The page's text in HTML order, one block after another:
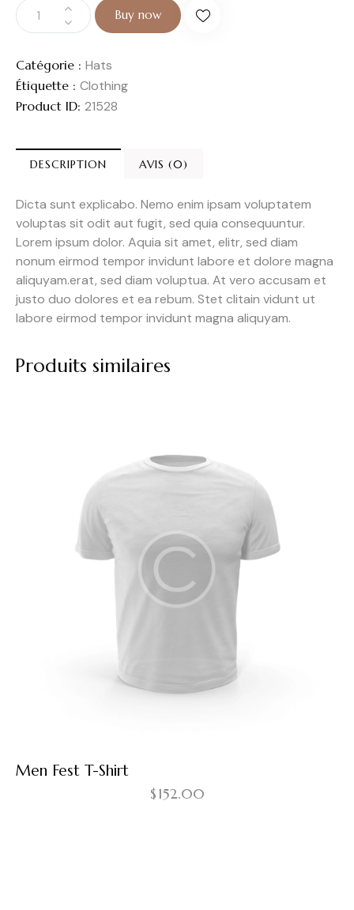
Buy now
Catégorie : Hats
Étiquette : Clothing
Product ID: 21528
DESCRIPTION AVIS (0)
Dicta sunt explicabo. Nemo enim ipsam voluptatem
voluptas sit odit aut fugit, sed quia consequuntur.
Lorem ipsum dolor. Aquia sit amet, elitr, sed diam
nonum eirmod tempor invidunt labore et dolore magna
aliquyam.erat, sed diam voluptua. At vero accusam et
justo duo dolores et ea rebum. Stet clitain vidunt ut
labore eirmod tempor invidunt magna aliquyam.
Produits similaires
Men Fest T-Shirt
$152.00